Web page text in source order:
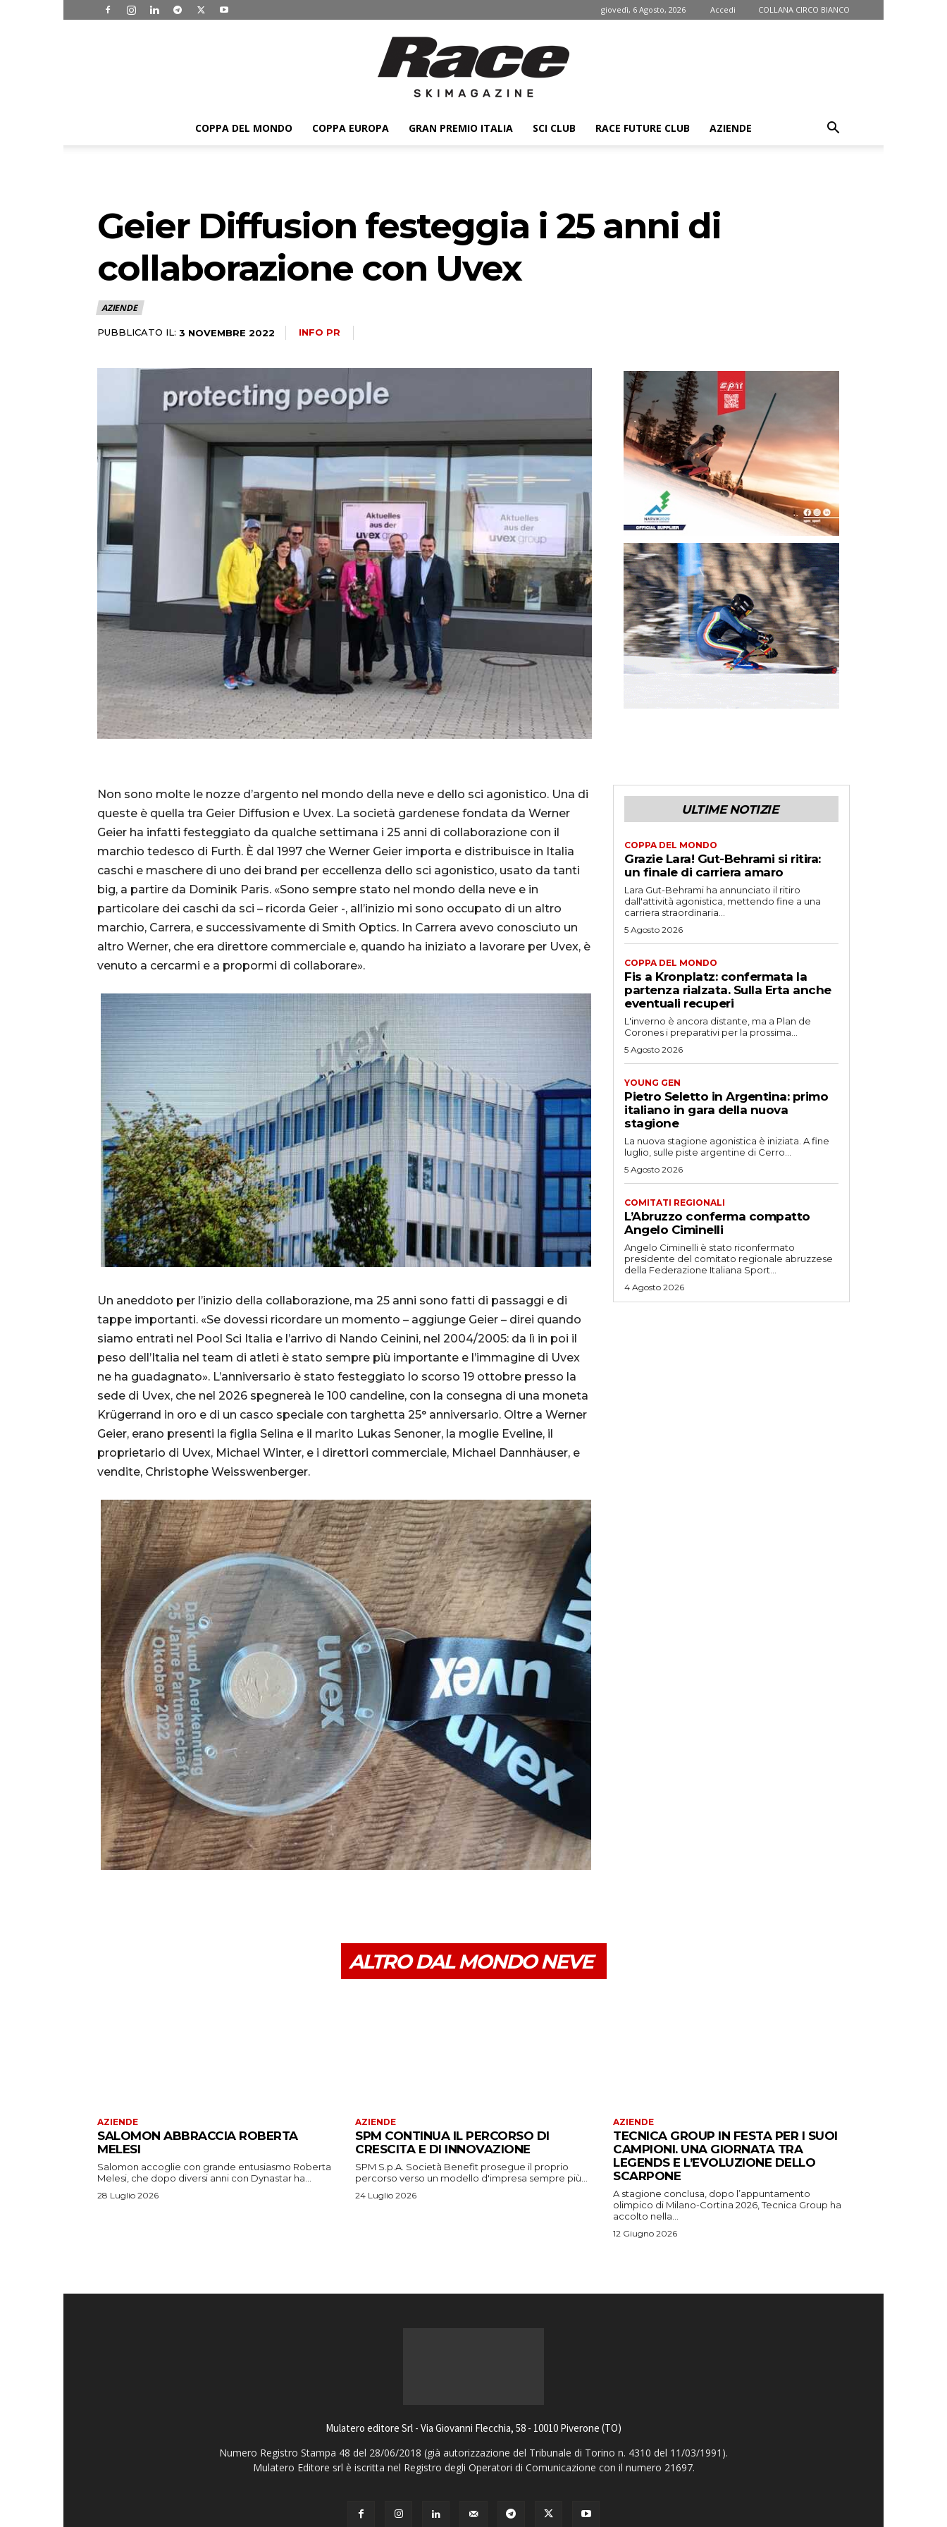
giovedì, 6 Agosto, 2026 Accedi COLLANA CIRCO BIANCO
ski
COPPA DEL MONDO COPPA EUROPA GRAN PREMIO ITALIA SCI CLUB RACE FUTURE CLUB AZIENDE
Geier Diffusion festeggia i 25 anni di
collaborazione con Uvex
AZIENDE
PUBBLICATO IL: 3 NOVEMBRE 2022 INFO PR
Non sono molte le nozze d’argento nel mondo della neve e dello sci agonistico. Una di
queste è quella tra Geier Diffusion e Uvex. La società gardenese fondata da Werner
Geier ha infatti festeggiato da qualche settimana i 25 anni di collaborazione con il
marchio tedesco di Furth. È dal 1997 che Werner Geier importa e distribuisce in Italia
caschi e maschere di uno dei brand per eccellenza dello sci agonistico, usato da tanti
big, a partire da Dominik Paris. «Sono sempre stato nel mondo della neve e in
particolare dei caschi da sci – ricorda Geier -, all’inizio mi sono occupato di un altro
marchio, Carrera, e successivamente di Smith Optics. In Carrera avevo conosciuto un
altro Werner, che era direttore commerciale e, quando ha iniziato a lavorare per Uvex, è
venuto a cercarmi e a propormi di collaborare».
Un aneddoto per l’inizio della collaborazione, ma 25 anni sono fatti di passaggi e di
tappe importanti. «Se dovessi ricordare un momento – aggiunge Geier – direi quando
siamo entrati nel Pool Sci Italia e l’arrivo di Nando Ceinini, nel 2004/2005: da lì in poi il
peso dell’Italia nel team di atleti è stato sempre più importante e l’immagine di Uvex
ne ha guadagnato». L’anniversario è stato festeggiato lo scorso 19 ottobre presso la
sede di Uvex, che nel 2026 spegnereà le 100 candeline, con la consegna di una moneta
Krügerrand in oro e di un casco speciale con targhetta 25° anniversario. Oltre a Werner
Geier, erano presenti la figlia Selina e il marito Lukas Senoner, la moglie Eveline, il
proprietario di Uvex, Michael Winter, e i direttori commerciale, Michael Dannhäuser, e
vendite, Christophe Weisswenberger.
ULTIME NOTIZIE
COPPA DEL MONDO
Grazie Lara! Gut-Behrami si ritira:
un finale di carriera amaro
Lara Gut-Behrami ha annunciato il ritiro
dall'attività agonistica, mettendo fine a una
carriera straordinaria...
5 Agosto 2026
COPPA DEL MONDO
Fis a Kronplatz: confermata la
partenza rialzata. Sulla Erta anche
eventuali recuperi
L'inverno è ancora distante, ma a Plan de
Corones i preparativi per la prossima...
5 Agosto 2026
YOUNG GEN
Pietro Seletto in Argentina: primo
italiano in gara della nuova
stagione
La nuova stagione agonistica è iniziata. A fine
luglio, sulle piste argentine di Cerro...
5 Agosto 2026
COMITATI REGIONALI
L’Abruzzo conferma compatto
Angelo Ciminelli
Angelo Ciminelli è stato riconfermato
presidente del comitato regionale abruzzese
della Federazione Italiana Sport...
4 Agosto 2026
ALTRO DAL MONDO NEVE
AZIENDE
SALOMON ABBRACCIA ROBERTA
MELESI
Salomon accoglie con grande entusiasmo Roberta
Melesi, che dopo diversi anni con Dynastar ha...
28 Luglio 2026
AZIENDE
SPM CONTINUA IL PERCORSO DI
CRESCITA E DI INNOVAZIONE
SPM S.p.A. Società Benefit prosegue il proprio
percorso verso un modello d'impresa sempre più...
24 Luglio 2026
AZIENDE
TECNICA GROUP IN FESTA PER I SUOI
CAMPIONI. UNA GIORNATA TRA
LEGENDS E L’EVOLUZIONE DELLO
SCARPONE
A stagione conclusa, dopo l’appuntamento
olimpico di Milano-Cortina 2026, Tecnica Group ha
accolto nella...
12 Giugno 2026
Mulatero editore Srl - Via Giovanni Flecchia, 58 - 10010 Piverone (TO)
Numero Registro Stampa 48 del 28/06/2018 (già autorizzazione del Tribunale di Torino n. 4310 del 11/03/1991).
Mulatero Editore srl è iscritta nel Registro degli Operatori di Comunicazione con il numero 21697.